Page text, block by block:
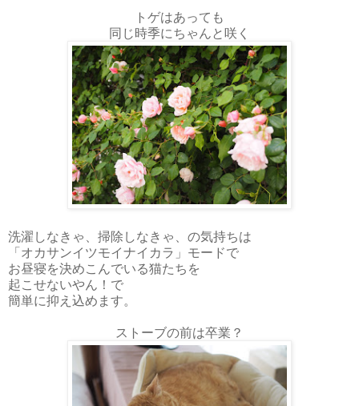
トゲはあっても
同じ時季にちゃんと咲く
洗濯しなきゃ、掃除しなきゃ、の気持ちは
「オカサンイツモイナイカラ」モードで
お昼寝を決めこんでいる猫たちを
起こせないやん！で
簡単に抑え込めます。
ストーブの前は卒業？